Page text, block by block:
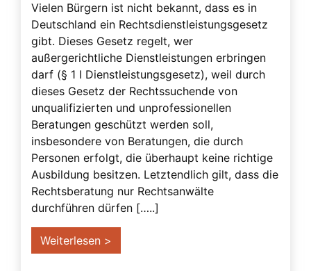
Vielen Bürgern ist nicht bekannt, dass es in
Deutschland ein Rechtsdienstleistungsgesetz
gibt. Dieses Gesetz regelt, wer
außergerichtliche Dienstleistungen erbringen
darf (§ 1 I Dienstleistungsgesetz), weil durch
dieses Gesetz der Rechtssuchende von
unqualifizierten und unprofessionellen
Beratungen geschützt werden soll,
insbesondere von Beratungen, die durch
Personen erfolgt, die überhaupt keine richtige
Ausbildung besitzen. Letztendlich gilt, dass die
Rechtsberatung nur Rechtsanwälte
durchführen dürfen […..]
Weiterlesen >
Besuchsverbot
Beteiligte
Betreuerbestellung
Betreuervergütung
Betreuung
Betreuung in Österreich
Betreuung trotz Vollmacht
Betreuungsbedarf
Bevollmächtigter